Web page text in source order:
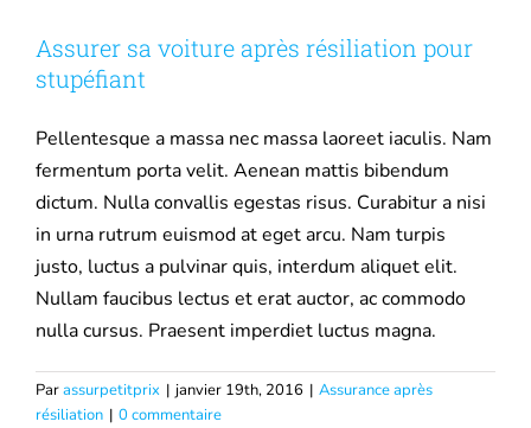
Assurer sa voiture après résiliation pour
stupéfiant
Pellentesque a massa nec massa laoreet iaculis. Nam
fermentum porta velit. Aenean mattis bibendum
dictum. Nulla convallis egestas risus. Curabitur a nisi
in urna rutrum euismod at eget arcu. Nam turpis
justo, luctus a pulvinar quis, interdum aliquet elit.
Nullam faucibus lectus et erat auctor, ac commodo
nulla cursus. Praesent imperdiet luctus magna.
Parassurpetitprix | janvier 19th, 2016 | Assurance après
résiliation | 0 commentaire